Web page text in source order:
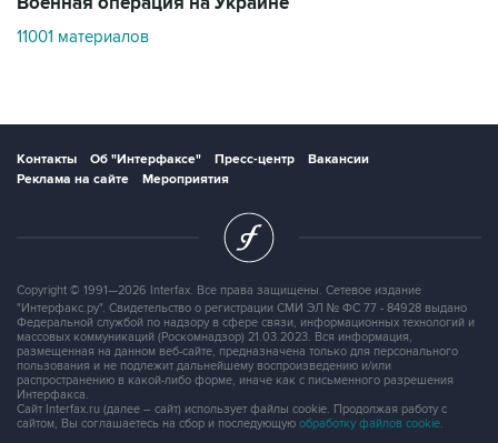
11001 материалов
Контакты Об "Интерфаксе" Пресс-центр
Вакансии
Реклама на сайте
Мероприятия
Copyright © 1991—2026 Interfax. Все права защищены. Сетевое издание
"Интерфакс.ру". Свидетельство о регистрации СМИ ЭЛ № ФС 77 - 84928 выдано
Федеральной службой по надзору в сфере связи, информационных технологий и
массовых коммуникаций (Роскомнадзор) 21.03.2023. Вся информация,
размещенная на данном веб-сайте, предназначена только для персонального
пользования и не подлежит дальнейшему воспроизведению и/или
распространению в какой-либо форме, иначе как с письменного разрешения
Интерфакса.
Сайт Interfax.ru (далее – сайт) использует файлы cookie. Продолжая работу с
сайтом, Вы соглашаетесь на сбор и последующую обработку файлов cookie.